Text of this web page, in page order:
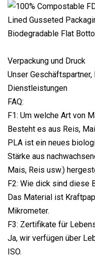
Verpackung und Druck
Unser
Dienstleistungen
FAQ:
F1: Um welche Art von
Besteht es aus Reis,
PLA ist ein neues
Stärke aus
Mais, Reis usw.)
F2: Wie dick sind diese
Das Material ist
Mikrometer.
F3: Zertifikate für
Ja, wir verfügen über
ISO.